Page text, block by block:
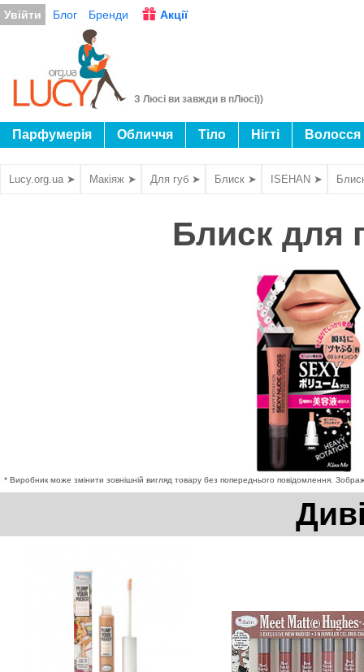
Увійти Блог Бренди Акції
З Люсі ви завжди в пЛюсі))
Парфумерія Обличчя Тіло Нігті Волосся
Lucy.org.ua ➤ Макіяж ➤ Для губ ➤ Блиск ➤ ISEHAN ➤
Блиск для
* Виробник може змінити зовнішній вигляд товару без попереднього повідомлення.